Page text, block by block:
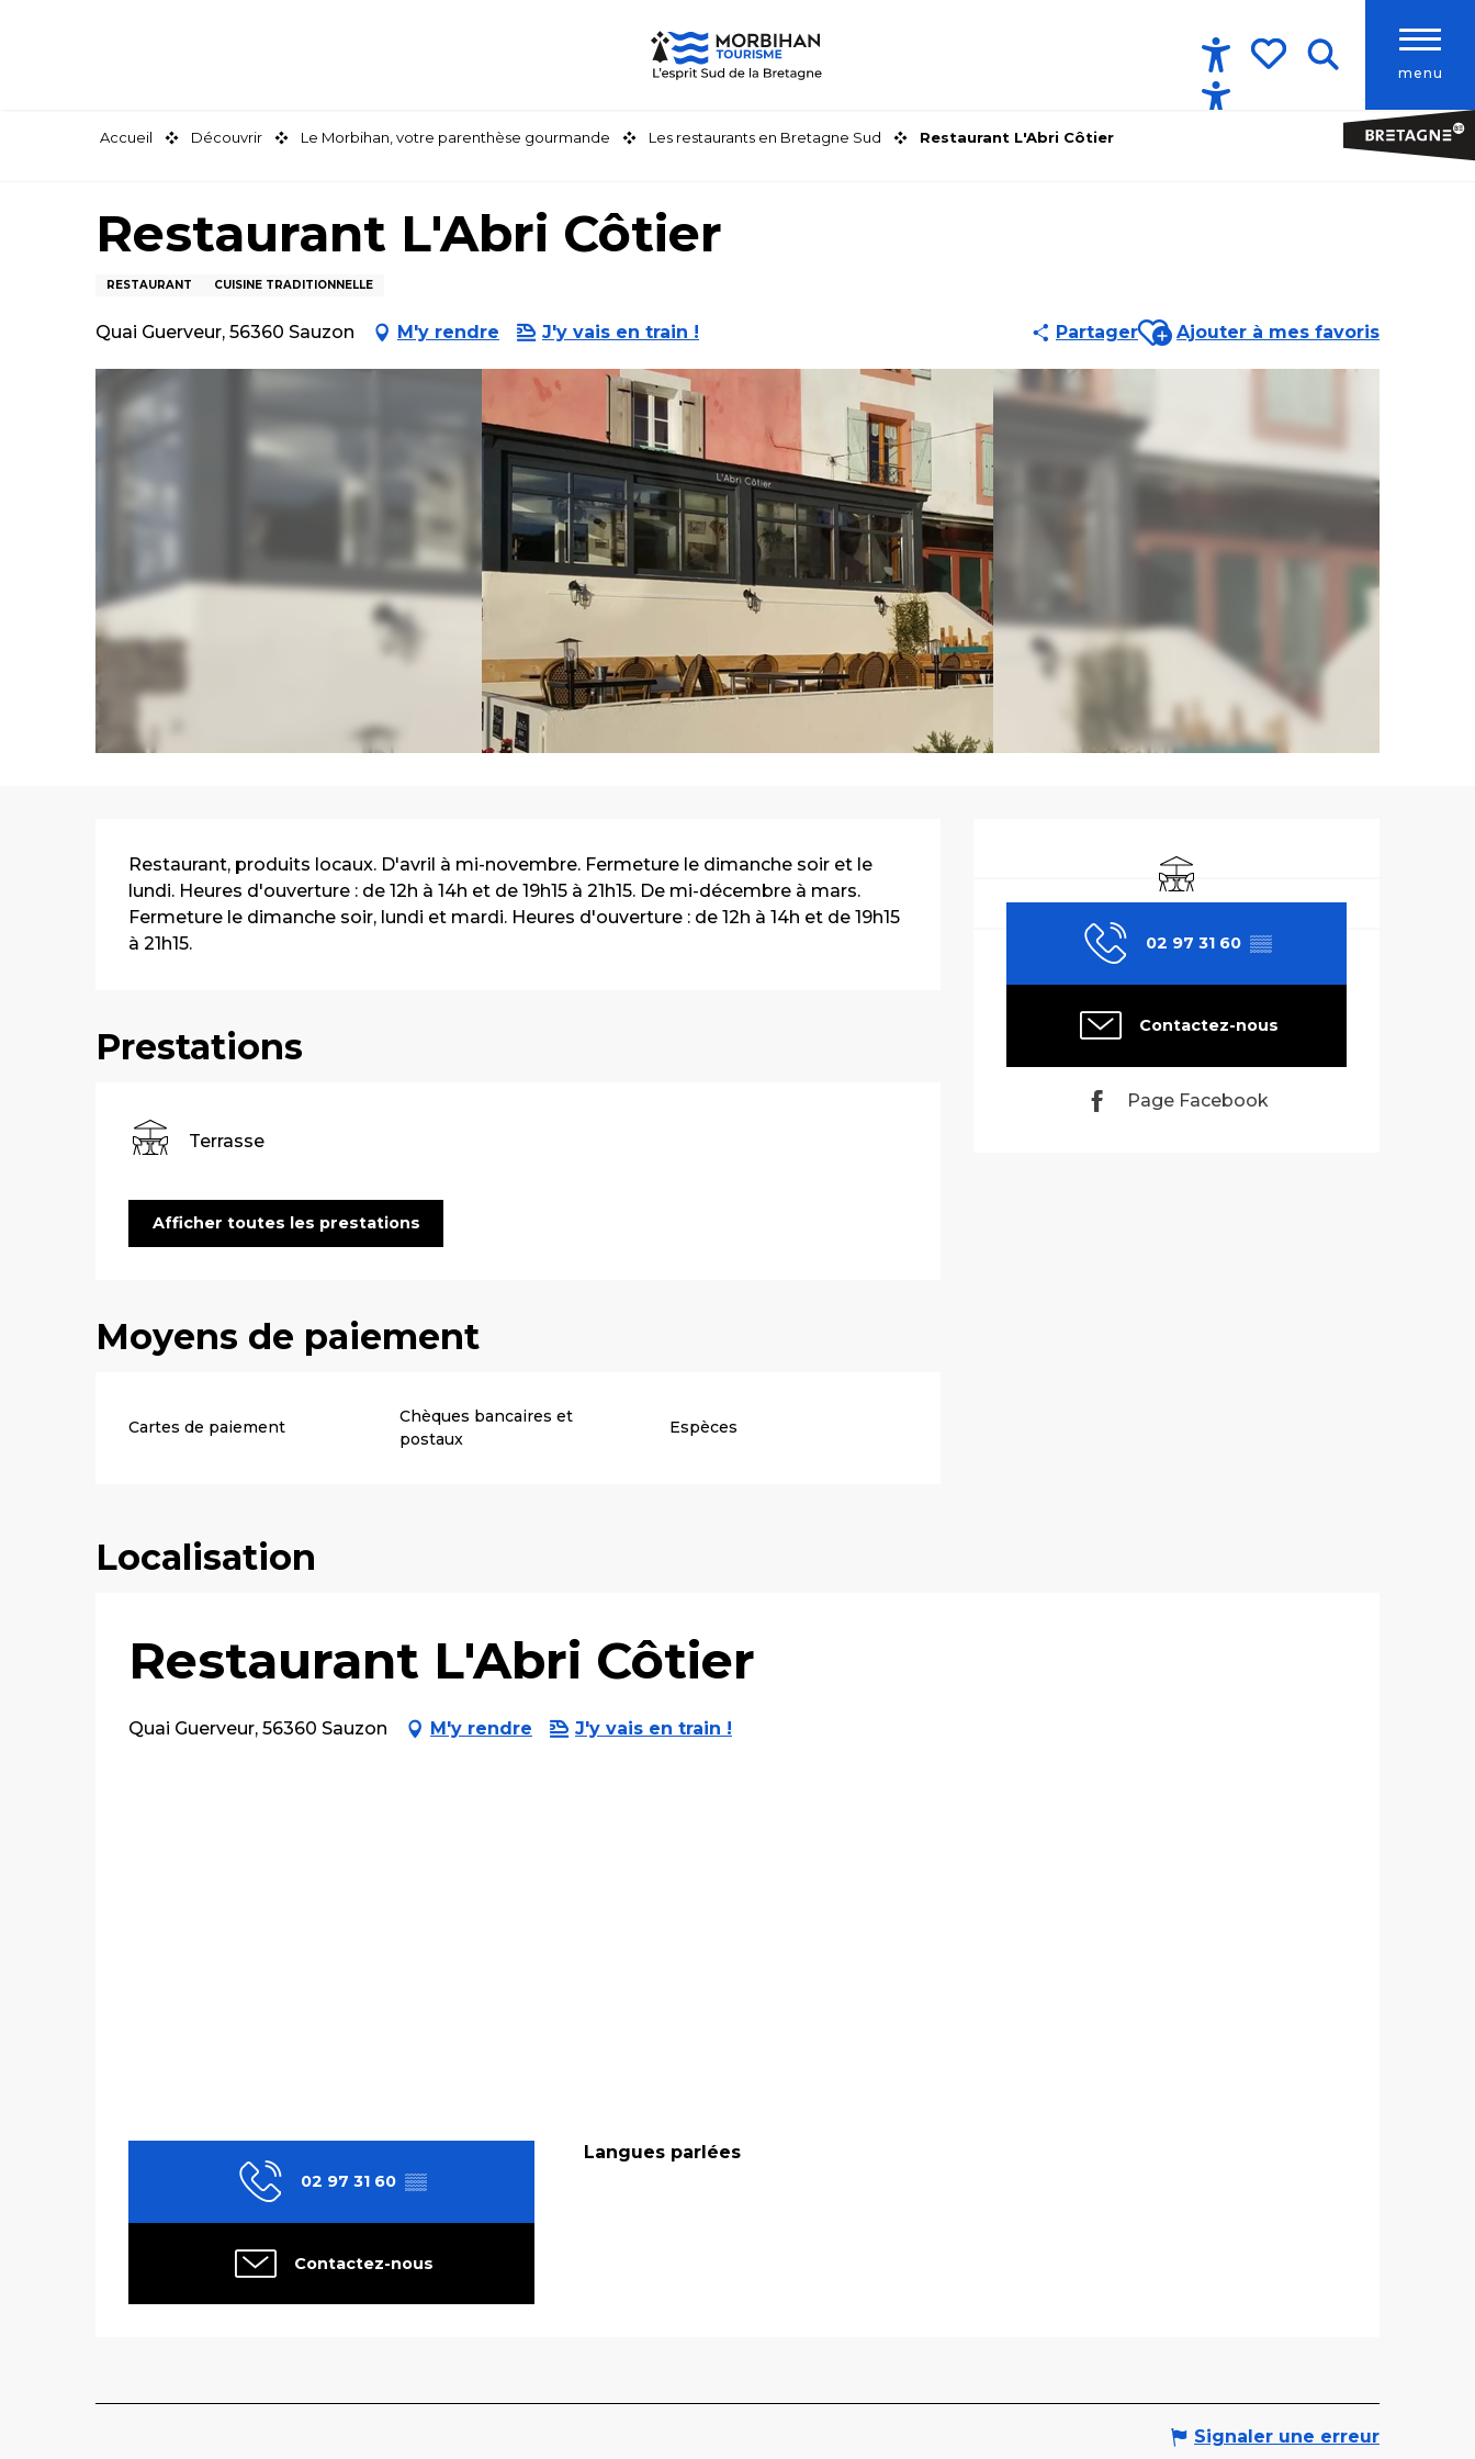
menu
Accessibilité
Accueil Découvrir Le Morbihan, votre parenthèse gourmande Les restaurants en Bretagne Sud Restaurant L'Abri Côtier
Restaurant L'Abri Côtier
RESTAURANT CUISINE TRADITIONNELLE
Quai Guerveur, 56360 Sauzon M'y rendre J'y vais en train ! PartagerAjouter aux favoris
Ajouter à mes favoris
Ouverture et
Terrasse
02 97 31 60 ▒▒
Contactez-nous
Page Facebook
Description
Restaurant, produits locaux. D'avril à mi-novembre. Fermeture le dimanche soir et le
lundi. Heures d'ouverture : de 12h à 14h et de 19h15 à 21h15. De mi-décembre à mars.
Fermeture le dimanche soir, lundi et mardi. Heures d'ouverture : de 12h à 14h et de 19h15
à 21h15.
Prestations
Terrasse
Afficher toutes les prestations
Moyens de paiement
Cartes de paiement
Chèques bancaires et
postaux
Espèces
Localisation
Restaurant L'Abri Côtier
Quai Guerveur, 56360 Sauzon M'y rendre J'y vais en train !
02 97 31 60 ▒▒
Contactez-nous
Langues parlées
Langues parlées
Signaler une erreur